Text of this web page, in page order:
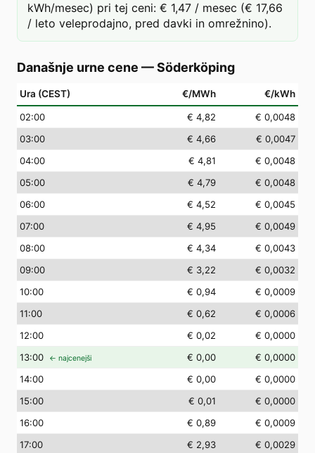
kWh/mesec) pri tej ceni: € 1,47 / mesec (€ 17,66
/ leto veleprodajno, pred davki in omrežnino).
Današnje urne cene —Söderköping
Ura (CEST) €/MWh €/kWh
02:00 € 4,82
€ 0,0048
03:00 € 4,66
€ 0,0047
04:00 € 4,81
€ 0,0048
05:00 € 4,79
€ 0,0048
06:00 € 4,52
€ 0,0045
07:00 € 4,95
€ 0,0049
08:00 € 4,34
€ 0,0043
09:00 € 3,22
€ 0,0032
10:00 € 0,94
€ 0,0009
11:00 € 0,62
€ 0,0006
12:00 € 0,02
€ 0,0000
13:00 ← najcenejši € 0,00
€ 0,0000
14:00 € 0,00
€ 0,0000
15:00 € 0,01
€ 0,0000
16:00 € 0,89
€ 0,0009
17:00 € 2,93
€ 0,0029